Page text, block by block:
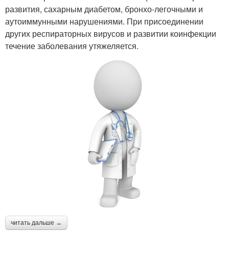
развития, сахарным диабетом, бронхо-легочными и
аутоиммунными нарушениями. При присоединении
других респираторных вирусов и развитии коинфекции
течение заболевания утяжеляется.
читать дальше →